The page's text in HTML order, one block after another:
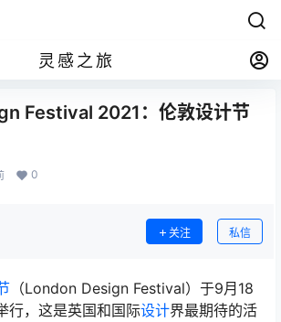
灵感之旅
Festival 2021：伦敦设计节
0
关注 私信
（London Design Festival）于9月18
行，这是英国和国际设计界最期待的活